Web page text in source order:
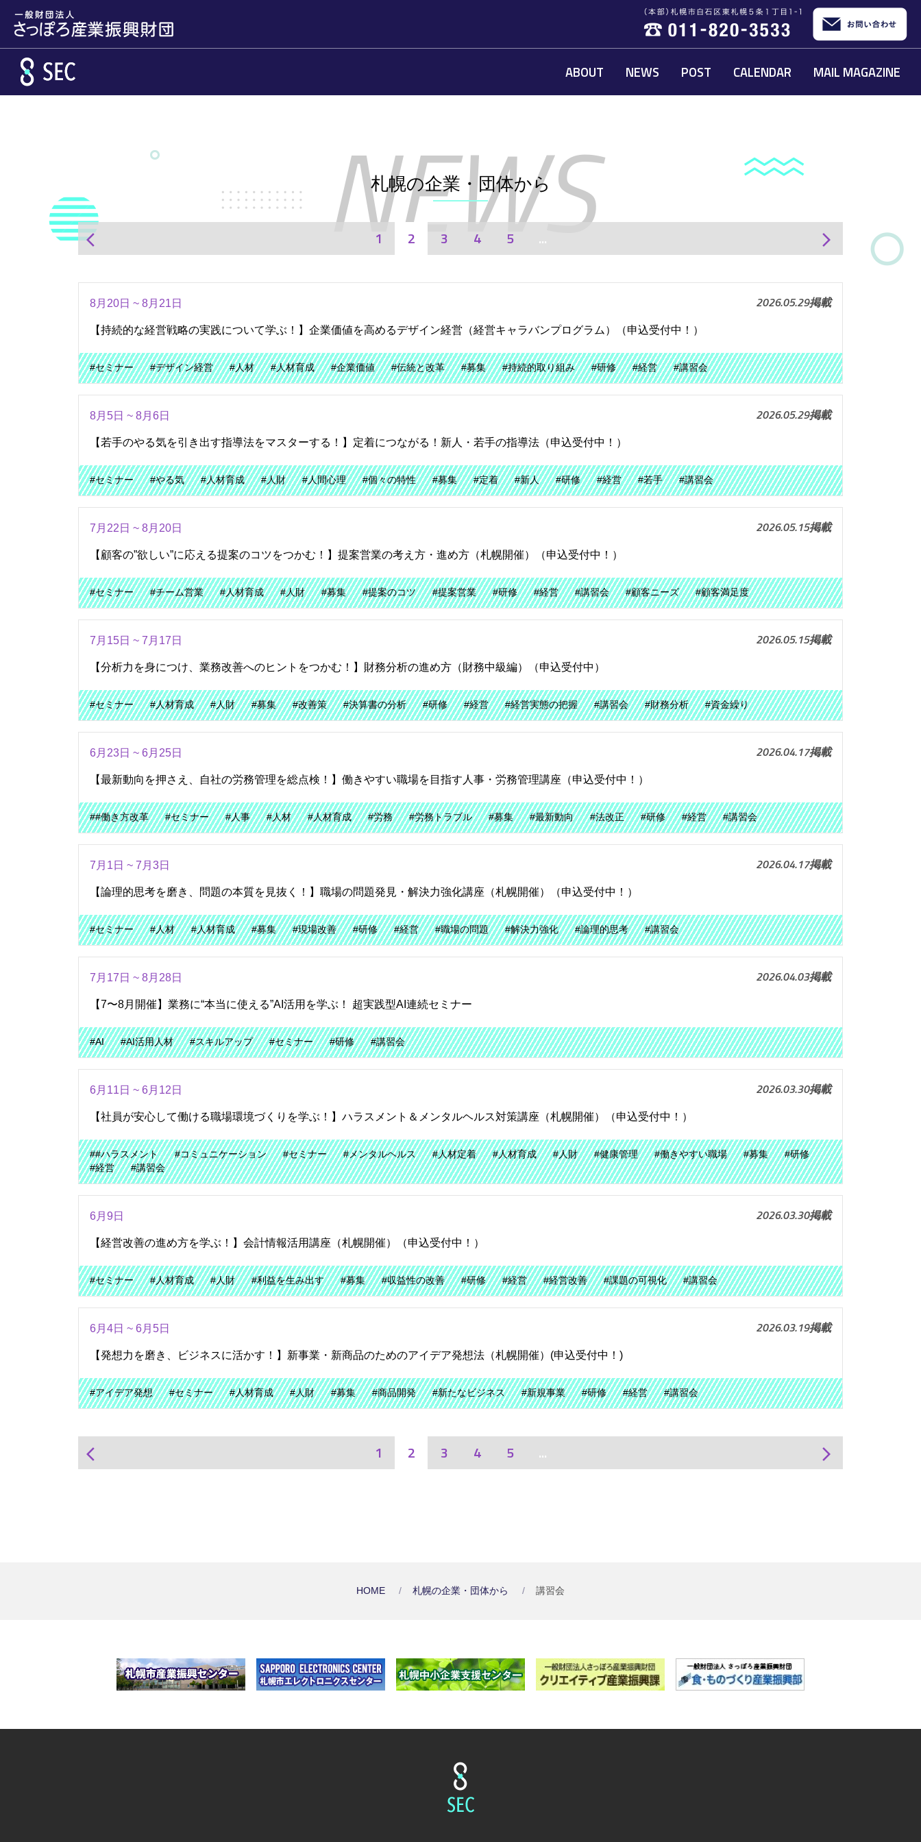
ABOUT NEWS POST CALENDAR MAIL MAGAZINE
札幌の企業・団体から
arrow_back_ios 1 2 3 4 5 ... arrow_forward_ios
8月20日 ~ 8月21日 2026.05.29掲載
【持続的な経営戦略の実践について学ぶ！】企業価値を高めるデザイン経営（経営キャラバンプログラム）（申込受付中！）
#セミナー #デザイン経営 #人材 #人材育成 #企業価値 #伝統と改革 #募集 #持続的取り組み #研修 #経営 #講習会
8月5日 ~ 8月6日 2026.05.29掲載
【若手のやる気を引き出す指導法をマスターする！】定着につながる！新人・若手の指導法（申込受付中！）
#セミナー #やる気 #人材育成 #人財 #人間心理 #個々の特性 #募集 #定着 #新人 #研修 #経営 #若手 #講習会
7月22日 ~ 8月20日 2026.05.15掲載
【顧客の”欲しい”に応える提案のコツをつかむ！】提案営業の考え方・進め方（札幌開催）（申込受付中！）
#セミナー #チーム営業 #人材育成 #人財 #募集 #提案のコツ #提案営業 #研修 #経営 #講習会 #顧客ニーズ #顧客満足度
7月15日 ~ 7月17日 2026.05.15掲載
【分析力を身につけ、業務改善へのヒントをつかむ！】財務分析の進め方（財務中級編）（申込受付中）
#セミナー #人材育成 #人財 #募集 #改善策 #決算書の分析 #研修 #経営 #経営実態の把握 #講習会 #財務分析 #資金繰り
6月23日 ~ 6月25日 2026.04.17掲載
【最新動向を押さえ、自社の労務管理を総点検！】働きやすい職場を目指す人事・労務管理講座（申込受付中！）
##働き方改革 #セミナー #人事 #人材 #人材育成 #労務 #労務トラブル #募集 #最新動向 #法改正 #研修 #経営 #講習会
7月1日 ~ 7月3日 2026.04.17掲載
【論理的思考を磨き、問題の本質を見抜く！】職場の問題発見・解決力強化講座（札幌開催）（申込受付中！）
#セミナー #人材 #人材育成 #募集 #現場改善 #研修 #経営 #職場の問題 #解決力強化 #論理的思考 #講習会
7月17日 ~ 8月28日 2026.04.03掲載
【7〜8月開催】業務に“本当に使える”AI活⽤を学ぶ！ 超実践型AI連続セミナー
#AI #AI活用人材 #スキルアップ #セミナー #研修 #講習会
6月11日 ~ 6月12日 2026.03.30掲載
【社員が安心して働ける職場環境づくりを学ぶ！】ハラスメント＆メンタルヘルス対策講座（札幌開催）（申込受付中！）
##ハラスメント #コミュニケーション #セミナー #メンタルヘルス #人材定着 #人材育成 #人財 #健康管理 #働きやすい職場 #募集
#研修
#経営
#講習会
6月9日 2026.03.30掲載
【経営改善の進め方を学ぶ！】会計情報活用講座（札幌開催）（申込受付中！）
#セミナー #人材育成 #人財 #利益を生み出す #募集 #収益性の改善 #研修 #経営 #経営改善 #課題の可視化 #講習会
6月4日 ~ 6月5日 2026.03.19掲載
【発想力を磨き、ビジネスに活かす！】新事業・新商品のためのアイデア発想法（札幌開催）(申込受付中！)
#アイデア発想 #セミナー #人材育成 #人財 #募集 #商品開発 #新たなビジネス #新規事業 #研修 #経営 #講習会
arrow_back_ios 1 2 3 4 5 ... arrow_forward_ios
HOME 札幌の企業・団体から 講習会